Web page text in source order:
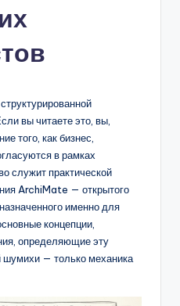
вы читаете это, вы,
того, как бизнес,
в рамках
служит практической
ArchiMate — открытого
именно для
концепции,
определяющие эту
шумихи — только механика